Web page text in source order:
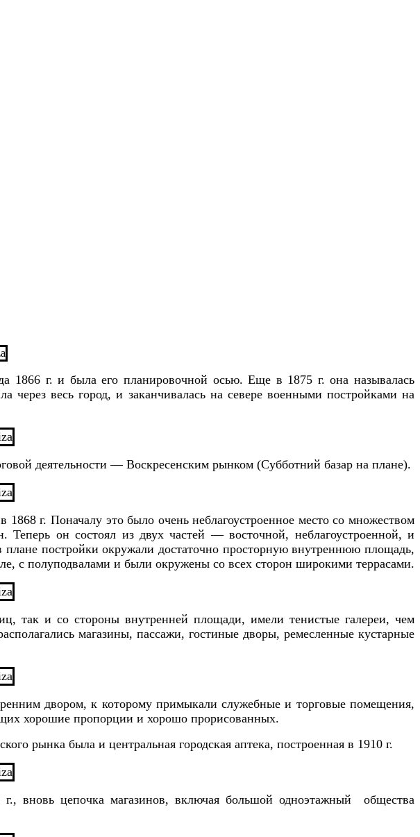
1866 г. и была его плани­ровочной осью. Еще в 1875 г. она назы­валась
весь город, и за­канчивалась на севере военными построй­ками на
деятельности — Вос­кресенским рынком (Субботний базар на плане).
г. Поначалу это было очень неблагоустроенное место со мно­жеством
он состоял из двух частей — восточной, неблагоус­троенной, и
плане постройки окружали достаточно просторную внут­реннюю площадь,
с полу­подвалами и были окружены со всех сто­рон широкими террасами.
так и со стороны внутрен­ней площади, имели тенистые галереи, чем
магазины, пас­сажи, гостиные дворы, ремесленные кус­тарные
двором, к которому примыкали служебные и тор­говые помещения,
хорошие пропорции и хорошо прорисованных.
рынка была и цент­ральная городская аптека, построенная в 1910 г.
вновь цепочка магазинов, включая большой одноэтажный общества